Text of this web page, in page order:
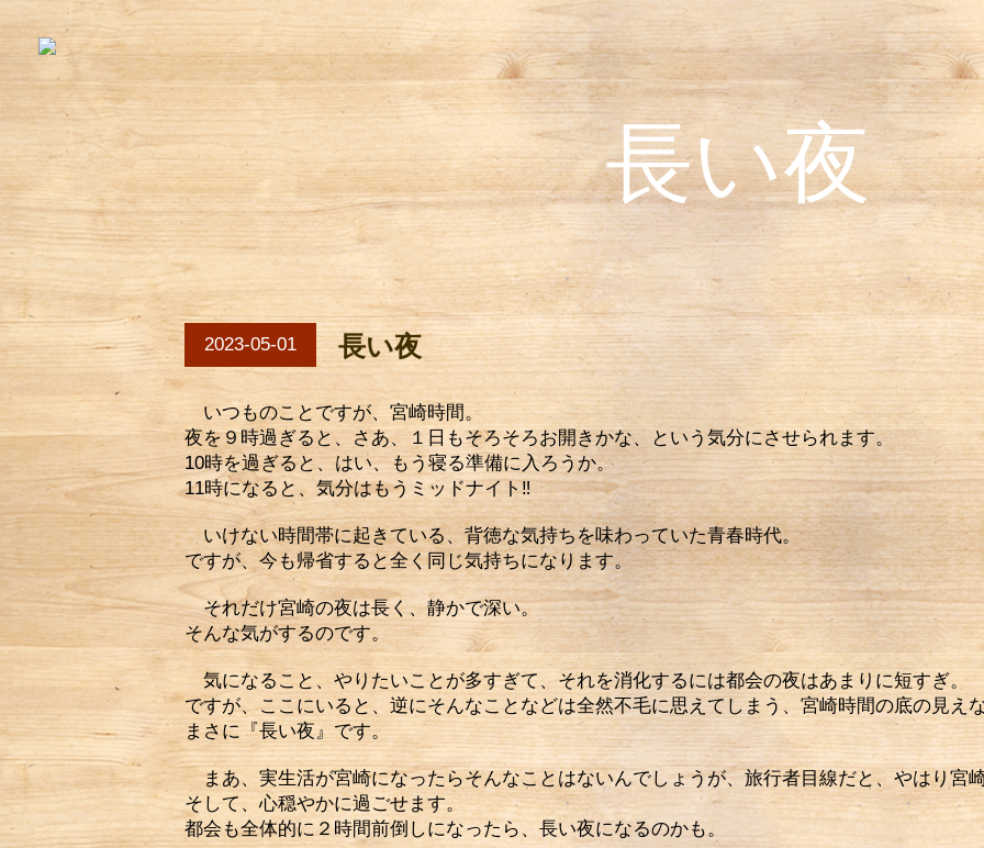
長い夜
2023-05-01 長い夜
いつものことですが、宮崎時間。
夜を９時過ぎると、さあ、１日もそろそろお開きかな、という気分にさせられます。
10時を過ぎると、はい、もう寝る準備に入ろうか。
11時になると、気分はもうミッドナイト‼
いけない時間帯に起きている、背徳な気持ちを味わっていた青春時代。
ですが、今も帰省すると全く同じ気持ちになります。
それだけ宮崎の夜は長く、静かで深い。
そんな気がするのです。
気になること、やりたいことが多すぎて、それを消化するには都会の夜はあまりに短すぎ。
ですが、ここにいると、逆にそんなことなどは全然不毛に思えてしまう、宮崎時間の底の見え
まさに『長い夜』です。
まあ、実生活が宮崎になったらそんなことはないんでしょうが、旅行者目線だと、やはり宮
そして、心穏やかに過ごせます。
都会も全体的に２時間前倒しになったら、長い夜になるのかも。